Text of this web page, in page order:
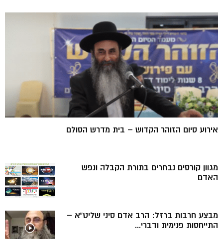
אירוע סיום הזוהר הקדוש – בית מדרש הסולם
מגוון קורסים נבחרים בתורת הקבלה ונפש
האדם
מבצע חרבות ברזל: הרב אדם סיני שליט”א –
התייחסות פנימית ודברי...